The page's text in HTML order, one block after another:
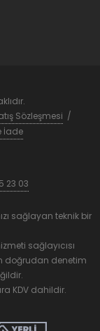
Sözleşmesi /
İade
23 03
sağlayan teknik bir
sağlayıcısı
doğrudan denetim
KDV dahildir.